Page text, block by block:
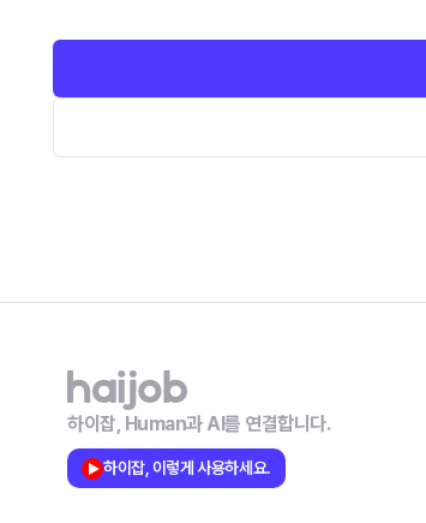
하이잡, Human과 AI를 연결합니다.
하이잡, 이렇게 사용하세요.